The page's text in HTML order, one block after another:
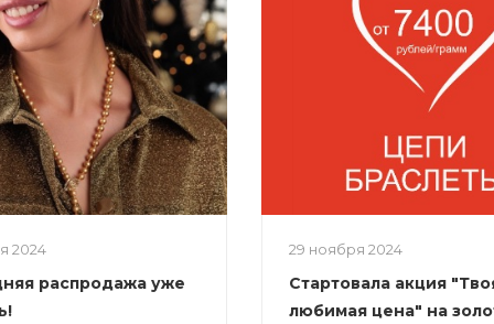
2024
распродажа уже
29 ноября 2024
Стартовала акция
любимая цена" на